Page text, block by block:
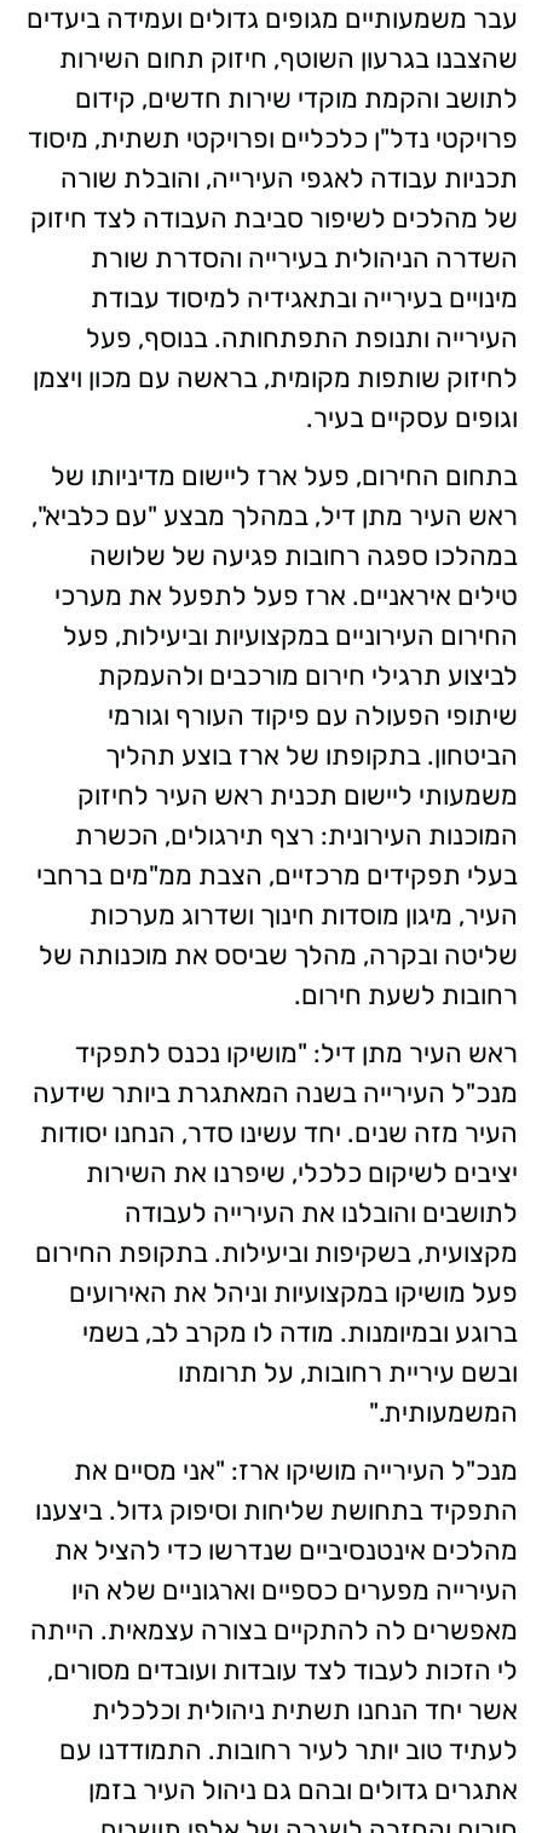
עבר משמעותיים מגופים גדולים ועמידה ביעדים
שהצבנו בגרעון השוטף, חיזוק תחום השירות
לתושב והקמת מוקדי שירות חדשים, קידום
פרויקטי נדל"ן כלכליים ופרויקטי תשתית, מיסוד
תכניות עבודה לאגפי העירייה, והובלת שורה
של מהלכים לשיפור סביבת העבודה לצד חיזוק
השדרה הניהולית בעירייה והסדרת שורת
מינויים בעירייה ובתאגידיה למיסוד עבודת
העירייה ותנופת התפתחותה. בנוסף, פעל
לחיזוק שותפות מקומית, בראשה עם מכון ויצמן
וגופים עסקיים בעיר.
בתחום החירום, פעל ארז ליישום מדיניותו של
ראש העיר מתן דיל, במהלך מבצע "עם כלביא",
במהלכו ספגה רחובות פגיעה של שלושה
טילים איראניים. ארז פעל לתפעל את מערכי
החירום העירוניים במקצועיות וביעילות, פעל
לביצוע תרגילי חירום מורכבים ולהעמקת
שיתופי הפעולה עם פיקוד העורף וגורמי
הביטחון. בתקופתו של ארז בוצע תהליך
משמעותי ליישום תכנית ראש העיר לחיזוק
המוכנות העירונית: רצף תירגולים, הכשרת
בעלי תפקידים מרכזיים, הצבת ממ"מים ברחבי
העיר, מיגון מוסדות חינוך ושדרוג מערכות
שליטה ובקרה, מהלך שביסס את מוכנותה של
רחובות לשעת חירום.
ראש העיר מתן דיל: "מושיקו נכנס לתפקיד
מנכ"ל העירייה בשנה המאתגרת ביותר שידעה
העיר מזה שנים. יחד עשינו סדר, הנחנו יסודות
יציבים לשיקום כלכלי, שיפרנו את השירות
לתושבים והובלנו את העירייה לעבודה
מקצועית, בשקיפות וביעילות. בתקופת החירום
פעל מושיקו במקצועיות וניהל את האירועים
ברוגע ובמיומנות. מודה לו מקרב לב, בשמי
ובשם עיריית רחובות, על תרומתו
המשמעותית."
מנכ"ל העירייה מושיקו ארז: "אני מסיים את
התפקיד בתחושת שליחות וסיפוק גדול. ביצענו
מהלכים אינטנסיביים שנדרשו כדי להציל את
העירייה מפערים כספיים וארגוניים שלא היו
מאפשרים לה להתקיים בצורה עצמאית. הייתה
לי הזכות לעבוד לצד עובדות ועובדים מסורים,
אשר יחד הנחנו תשתית ניהולית וכלכלית
לעתיד טוב יותר לעיר רחובות. התמודדנו עם
אתגרים גדולים ובהם גם ניהול העיר בזמן